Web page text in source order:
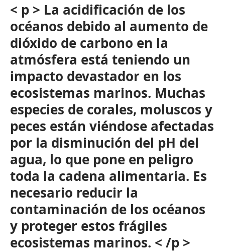
< p > La acidificación de los
océanos debido al aumento de
dióxido de carbono en la
atmósfera está teniendo un
impacto devastador en los
ecosistemas marinos. Muchas
especies de corales, moluscos y
peces están viéndose afectadas
por la disminución del pH del
agua, lo que pone en peligro
toda la cadena alimentaria. Es
necesario reducir la
contaminación de los océanos
y proteger estos frágiles
ecosistemas marinos. < /p >